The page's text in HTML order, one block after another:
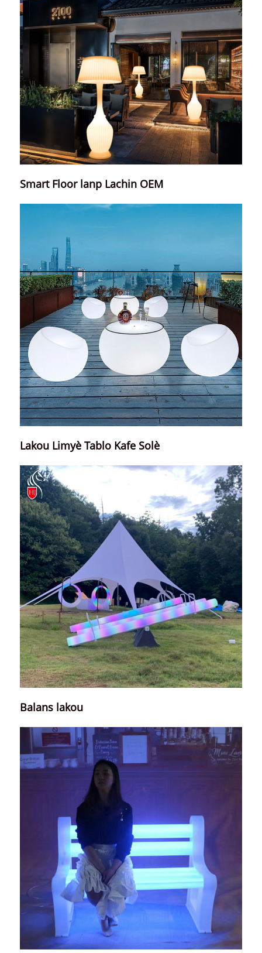
Smart Floor lanp Lachin OEM
Lakou Limyè Tablo Kafe Solè
Balans lakou